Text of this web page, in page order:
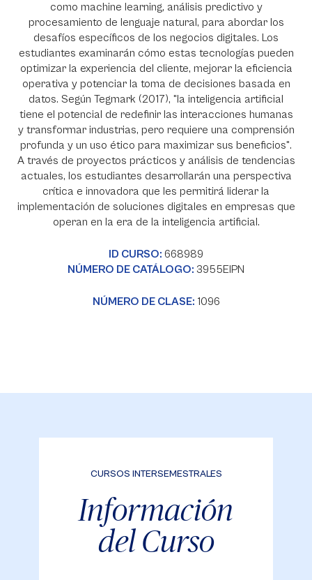
como machine learning, análisis predictivo y
procesamiento de lenguaje natural, para abordar los
desafíos específicos de los negocios digitales. Los
estudiantes examinarán cómo estas tecnologías pueden
optimizar la experiencia del cliente, mejorar la eficiencia
operativa y potenciar la toma de decisiones basada en
datos. Según Tegmark (2017), "la inteligencia artificial
tiene el potencial de redefinir las interacciones humanas
y transformar industrias, pero requiere una comprensión
profunda y un uso ético para maximizar sus beneficios".
A través de proyectos prácticos y análisis de tendencias
actuales, los estudiantes desarrollarán una perspectiva
crítica e innovadora que les permitirá liderar la
implementación de soluciones digitales en empresas que
operan en la era de la inteligencia artificial.
ID CURSO: 668989
NÚMERO DE CATÁLOGO: 3955EIPN
NÚMERO DE CLASE: 1096
CURSOS INTERSEMESTRALES
Información
del Curso